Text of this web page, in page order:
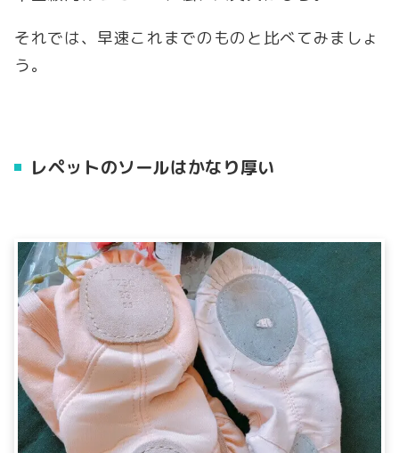
それでは、早速これまでのものと比べてみましょ
う。
レペットのソールはかなり厚い